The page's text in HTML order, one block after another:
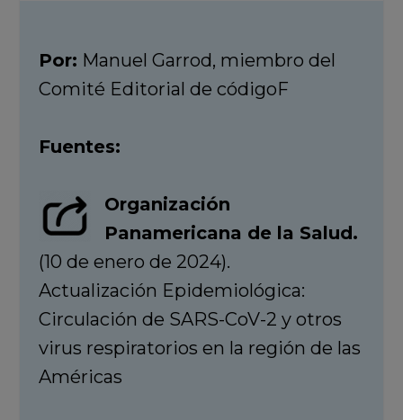
Por: Manuel Garrod, miembro del
Comité Editorial de códigoF
Fuentes:
Organización
Panamericana de la Salud.
(10 de enero de 2024).
Actualización Epidemiológica:
Circulación de SARS-CoV-2 y otros
virus respiratorios en la región de las
Américas